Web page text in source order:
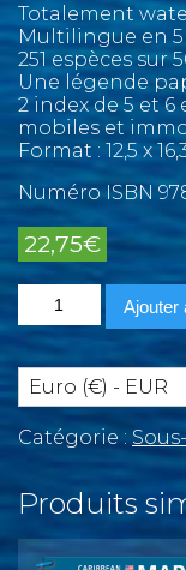
Totalement
Multilingue en
251 espèces sur
Une légende
2 index de 5 et
mobiles et
Format : 12,5 x
Numéro ISBN
22,75€
quantité
Pictolife
Atlantique
Est
Ajouter
Euro (€) - EUR
Catégorie :
Produits